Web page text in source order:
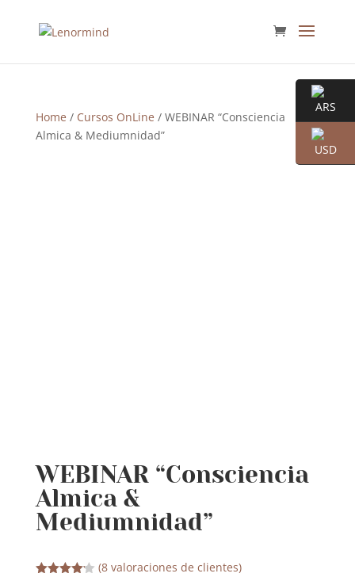
Home / Cursos OnLine / WEBINAR “Consciencia
Almica & Mediumnidad”
WEBINAR “Consciencia
Almica &
Mediumnidad”
(8 valoraciones de clientes)